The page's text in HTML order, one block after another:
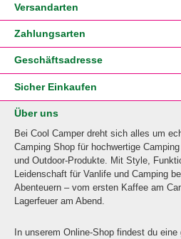
Versandarten
Zahlungsarten
Geschäftsadresse
Sicher Einkaufen
Über uns
Bei Cool Camper dreht sich alles um
Camping Shop für hochwertige
und Outdoor-Produkte. Mit Style,
Leidenschaft für Vanlife und Camping
Abenteuern – vom ersten Kaffee am
Lagerfeuer am Abend.
In unserem Online-Shop findest du